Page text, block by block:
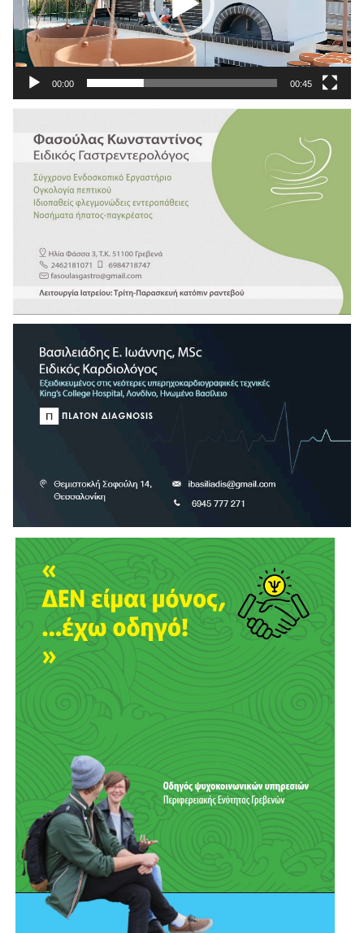
00:00 00:45